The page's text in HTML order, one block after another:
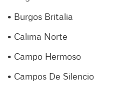
• Burgos Britalia
• Calima Norte
• Campo Hermoso
• Campos De Silencio